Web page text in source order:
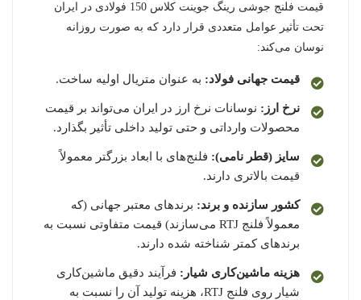
قیمت فلنج جوشی رینگ جوینت کلاس 150 فولادی در ایران
تحت تأثیر عوامل متعددی قرار دارد که به صورت روزانه
نوسان می‌کند:
قیمت جهانی فولاد: به عنوان متریال اولیه ساخت.
نرخ ارز: نوسانات نرخ ارز در ایران می‌تواند بر قیمت
محصولات وارداتی و حتی تولید داخلی تأثیر بگذارد.
سایز (قطر نامی): فلنج‌های با ابعاد بزرگتر معمولاً
قیمت بالاتری دارند.
کشور سازنده و برند: برندهای معتبر جهانی (که
معمولاً فلنج RTJ می‌سازند) قیمت متفاوتی نسبت به
برندهای کمتر شناخته شده دارند.
هزینه ماشین‌کاری شیار: فرآیند دقیق ماشین‌کاری
شیار روی فلنج RTJ، هزینه تولید آن را نسبت به